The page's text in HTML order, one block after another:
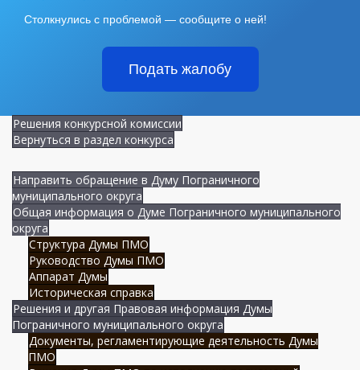
Столкнулись с проблемой — сообщите о ней!
Подать жалобу
Решения конкурсной комиссии
Вернуться в раздел конкурса
Направить обращение в Думу Пограничного
муниципального округа
Общая информация о Думе Пограничного муниципального
округа
Структура Думы ПМО
Руководство Думы ПМО
Аппарат Думы
Историческая справка
Решения и другая Правовая информация Думы
Пограничного муниципального округа
Документы, регламентирующие деятельность Думы
ПМО